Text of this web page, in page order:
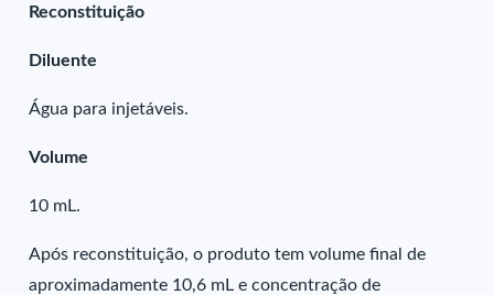
Reconstituição
Diluente
Água para injetáveis.
Volume
10 mL.
Após reconstituição, o produto tem volume final de
aproximadamente 10,6 mL e concentração de